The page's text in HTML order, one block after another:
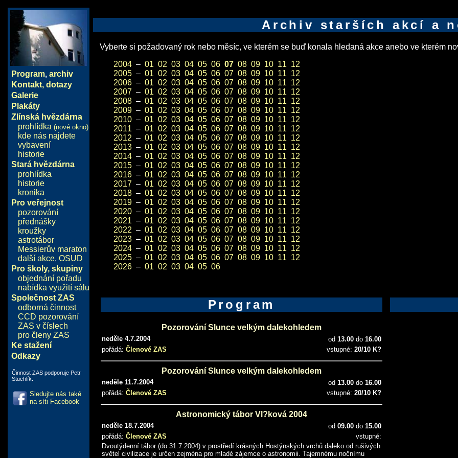
Program, archiv
Kontakt, dotazy
Galerie
Plakáty
Zlínská hvězdárna
prohlídka (nové okno)
kde nás najdete
vybavení
historie
Stará hvězdárna
prohlídka
historie
kronika
Pro veřejnost
pozorování
přednášky
kroužky
astrotábor
Messierův maraton
další akce, OSUD
Pro školy, skupiny
objednání pořadu
nabídka využití sálu
Společnost ZAS
odborná činnost
CCD pozorování
ZAS v číslech
pro členy ZAS
Ke stažení
Odkazy
Činnost ZAS podporuje Petr
Stuchlík.
Sledujte nás také
na síti Facebook
Archiv starších akcí a
Vyberte si požadovaný rok nebo měsíc, ve kterém se buď konala hledaná akce anebo ve kterém
2004 – 01 02 03 04 05 06 07 08 09 10 11 12
2005 – 01 02 03 04 05 06 07 08 09 10 11 12
2006 – 01 02 03 04 05 06 07 08 09 10 11 12
2007 – 01 02 03 04 05 06 07 08 09 10 11 12
2008 – 01 02 03 04 05 06 07 08 09 10 11 12
2009 – 01 02 03 04 05 06 07 08 09 10 11 12
2010 – 01 02 03 04 05 06 07 08 09 10 11 12
2011 – 01 02 03 04 05 06 07 08 09 10 11 12
2012 – 01 02 03 04 05 06 07 08 09 10 11 12
2013 – 01 02 03 04 05 06 07 08 09 10 11 12
2014 – 01 02 03 04 05 06 07 08 09 10 11 12
2015 – 01 02 03 04 05 06 07 08 09 10 11 12
2016 – 01 02 03 04 05 06 07 08 09 10 11 12
2017 – 01 02 03 04 05 06 07 08 09 10 11 12
2018 – 01 02 03 04 05 06 07 08 09 10 11 12
2019 – 01 02 03 04 05 06 07 08 09 10 11 12
2020 – 01 02 03 04 05 06 07 08 09 10 11 12
2021 – 01 02 03 04 05 06 07 08 09 10 11 12
2022 – 01 02 03 04 05 06 07 08 09 10 11 12
2023 – 01 02 03 04 05 06 07 08 09 10 11 12
2024 – 01 02 03 04 05 06 07 08 09 10 11 12
2025 – 01 02 03 04 05 06 07 08 09 10 11 12
2026 – 01 02 03 04 05 06
Program
Pozorování Slunce velkým dalekohledem
neděle 4.7.2004 od 13.00 do 16.00
pořádá: Členové ZAS vstupné: 20/10 K?
Pozorování Slunce velkým dalekohledem
neděle 11.7.2004 od 13.00 do 16.00
pořádá: Členové ZAS vstupné: 20/10 K?
Astronomický tábor Vl?ková 2004
neděle 18.7.2004 od 09.00 do 15.00
pořádá: Členové ZAS
vstupné:
Dvoutýdenní tábor (do 31.7.2004) v prostředí krásných Hostýnských vrchů daleko od rušivých
světel civilizace je určen zejména pro mladé zájemce o astronomii. Tajemnému nočnímu